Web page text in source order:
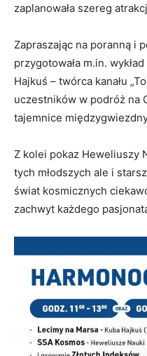
zaplanowała szereg
Zapraszając na poranną i
przygotowała m.in.
Hajkuś – twórca kanału
uczestników w podróż na
tajemnice
Z kolei pokaz Heweliuszy
tych młodszych ale i
świat kosmicznych
zachwyt każdego